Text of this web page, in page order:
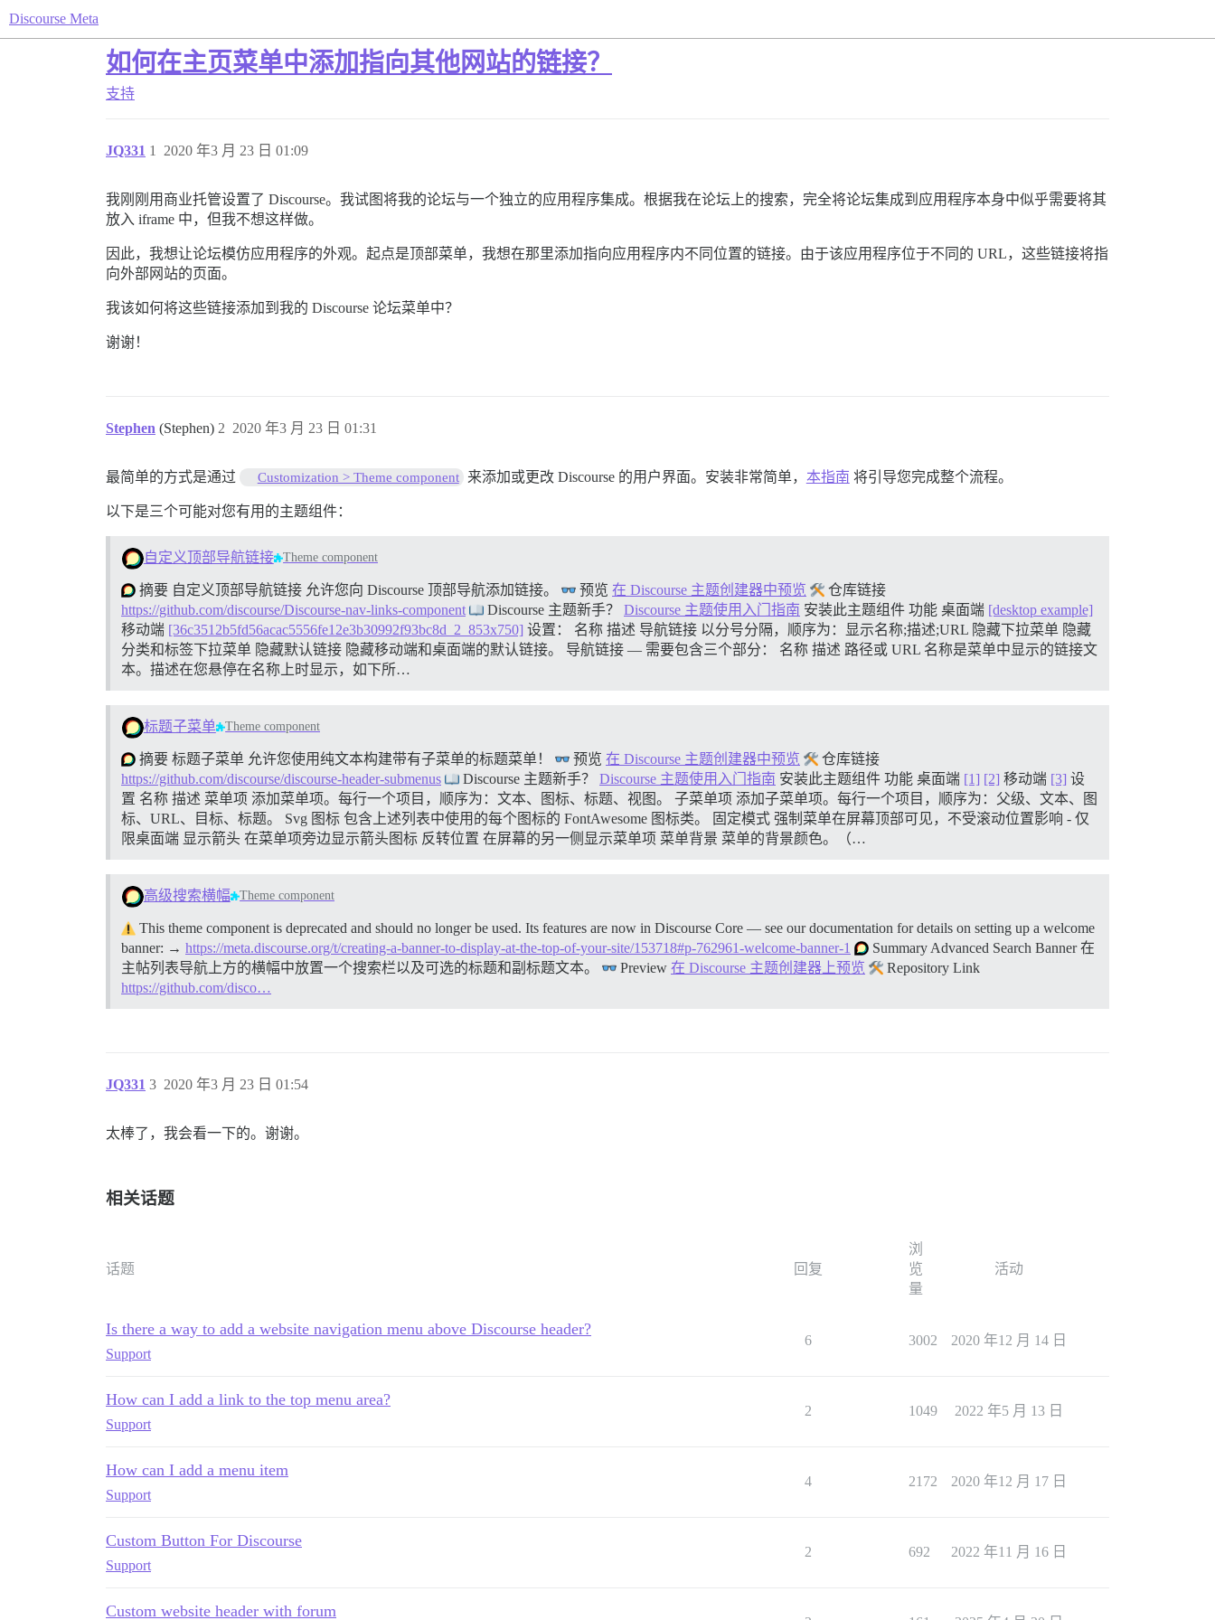
Discourse Meta
如何在主页菜单中添加指向其他网站的链接？
支持
JQ331 2020 年3 月 23 日 01:09
1
我刚刚用商业托管设置了 Discourse。我试图将我的论坛与一个独立的应用程序集成。根据我在论坛上的搜索，完全将论坛集成到应用程序本身中似乎需要将其
放入 iframe 中，但我不想这样做。
因此，我想让论坛模仿应用程序的外观。起点是顶部菜单，我想在那里添加指向应用程序内不同位置的链接。由于该应用程序位于不同的 URL，这些链接将指
向外部网站的页面。
我该如何将这些链接添加到我的 Discourse 论坛菜单中？
谢谢！
Stephen (Stephen) 2020 年3 月 23 日 01:31
2
最简单的方式是通过 Customization > Theme component 来添加或更改 Discourse 的用户界面。安装非常简单， 本指南 将引导您完成整个流程。
以下是三个可能对您有用的主题组件：
自定义顶部导航链接 Theme component
摘要 自定义顶部导航链接 允许您向 Discourse 顶部导航添加链接。 预览 在 Discourse 主题创建器中预览
仓库链接
https://github.com/discourse/Discourse-nav-links-component
Discourse 主题新手？ Discourse 主题使用入门指南 安装此主题组件 功能 桌面端 [desktop example]
移动端 [36c3512b5fd56acac5556fe12e3b30992f93bc8d_2_853x750] 设置： 名称 描述 导航链接 以分号分隔，顺序为：显示名称;描述;URL 隐藏下拉菜单 隐藏
分类和标签下拉菜单 隐藏默认链接 隐藏移动端和桌面端的默认链接。 导航链接 — 需要包含三个部分： 名称 描述 路径或 URL 名称是菜单中显示的链接文
本。描述在您悬停在名称上时显示，如下所…
标题子菜单 Theme component
摘要 标题子菜单 允许您使用纯文本构建带有子菜单的标题菜单！ 预览 在 Discourse 主题创建器中预览
仓库链接
https://github.com/discourse/discourse-header-submenus
Discourse 主题新手？ Discourse 主题使用入门指南 安装此主题组件 功能 桌面端 [1] [2] 移动端 [3] 设
置 名称 描述 菜单项 添加菜单项。每行一个项目，顺序为：文本、图标、标题、视图。 子菜单项 添加子菜单项。每行一个项目，顺序为：父级、文本、图
标、URL、目标、标题。 Svg 图标 包含上述列表中使用的每个图标的 FontAwesome 图标类。 固定模式 强制菜单在屏幕顶部可见，不受滚动位置影响 - 仅
限桌面端 显示箭头 在菜单项旁边显示箭头图标 反转位置 在屏幕的另一侧显示菜单项 菜单背景 菜单的背景颜色。（…
高级搜索横幅 Theme component
This theme component is deprecated and should no longer be used. Its features are now in Discourse Core — see our documentation for details on setting up a welcome
banner: → https://meta.discourse.org/t/creating-a-banner-to-display-at-the-top-of-your-site/153718#p-762961-welcome-banner-1
Summary Advanced Search Banner 在
主帖列表导航上方的横幅中放置一个搜索栏以及可选的标题和副标题文本。
Preview 在 Discourse 主题创建器上预览
Repository Link
https://github.com/disco…
JQ331 2020 年3 月 23 日 01:54
3
太棒了，我会看一下的。谢谢。
相关话题
话题 回复
浏
览
量
活动
Is there a way to add a website navigation menu above Discourse header?
Support
6 3002 2020 年12 月 14 日
How can I add a link to the top menu area?
Support
2 1049 2022 年5 月 13 日
How can I add a menu item
Support
4 2172 2020 年12 月 17 日
Custom Button For Discourse
Support
2 692 2022 年11 月 16 日
Custom website header with forum